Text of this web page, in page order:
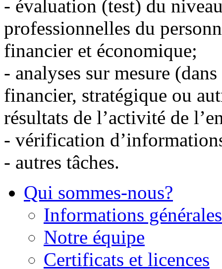
- évaluation (test) du
professionnelles du
financier et économique;
- analyses sur mesure
financier, stratégique ou
résultats de l’activité de
- vérification
- autres tâches.
Qui sommes-nous?
Informations générales
Notre équipe
Certificats et licences